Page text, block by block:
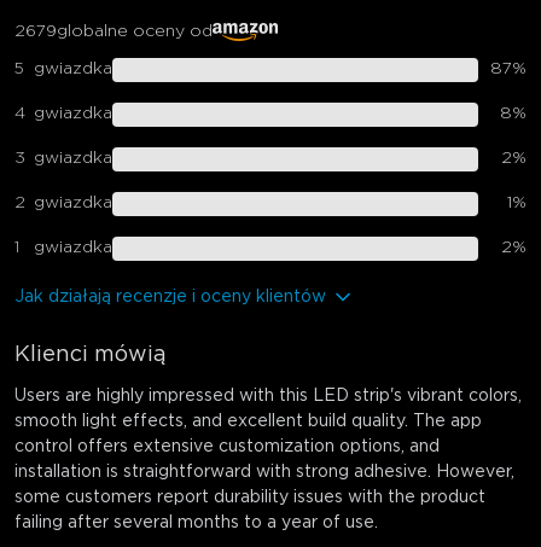
2679globalne oceny od
5 gwiazdka 87%
4 gwiazdka 8%
3 gwiazdka 2%
2 gwiazdka 1 %
1 gwiazdka 2%
Jak działają recenzje i oceny klientów
Klienci mówią
Users are highly impressed with this LED strip's vibrant colors,
smooth light effects, and excellent build quality. The app
control offers extensive customization options, and
installation is straightforward with strong adhesive. However,
some customers report durability issues with the product
failing after several months to a year of use.